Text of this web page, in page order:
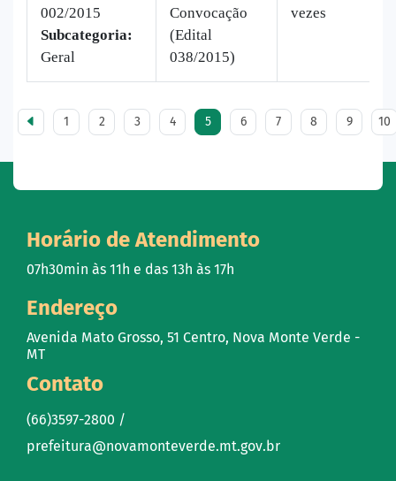
002/2015
Subcategoria:
Geral
Convocação
(Edital
038/2015)
vezes
1 2 3 4 5 6 7 8 9 10
Horário de Atendimento
07h30min às 11h e das 13h às 17h
Endereço
Avenida Mato Grosso, 51 Centro, Nova Monte Verde -
MT
Contato
(66)3597-2800 /
prefeitura@novamonteverde.mt.gov.br